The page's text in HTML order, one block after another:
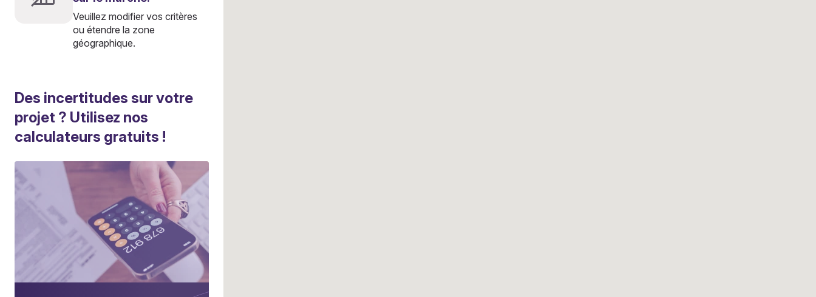
Veuillez modifier vos critères
ou étendre la zone
géographique.
Des incertitudes sur votre
projet ? Utilisez nos
calculateurs gratuits !